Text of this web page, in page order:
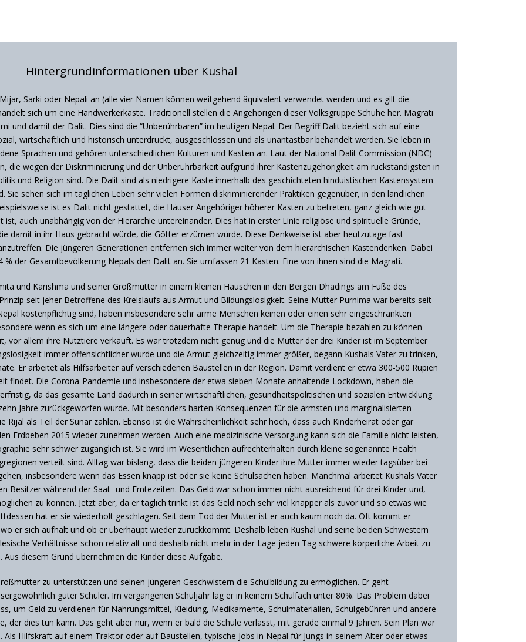
Hintergrundinformationen über Kushal
Sarki oder Nepali an (alle vier Namen können weitgehend äquivalent verwendet werden und es gilt die
sich um eine Handwerkerkaste. Traditionell stellen die Angehörigen dieser Volksgruppe Schuhe her. Magrati
und damit der Dalit. Dies sind die “Unberührbaren” im heutigen Nepal. Der Begriff Dalit bezieht sich auf eine
wirtschaftlich und historisch unterdrückt, ausgeschlossen und als unantastbar behandelt werden. Sie leben in
Sprachen und gehören unterschiedlichen Kulturen und Kasten an. Laut der National Dalit Commission (NDC)
die wegen der Diskriminierung und der Unberührbarkeit aufgrund ihrer Kastenzugehörigkeit am rückständigsten in
und Religion sind. Die Dalit sind als niedrigere Kaste innerhalb des geschichteten hinduistischen Kastensystem
Sie sehen sich im täglichen Leben sehr vielen Formen diskriminierender Praktiken gegenüber, in den ländlichen
ist es Dalit nicht gestattet, die Häuser Angehöriger höherer Kasten zu betreten, ganz gleich wie gut
auch unabhängig von der Hierarchie untereinander. Dies hat in erster Linie religiöse und spirituelle Gründe,
damit in ihr Haus gebracht würde, die Götter erzürnen würde. Diese Denkweise ist aber heutzutage fast
Die jüngeren Generationen entfernen sich immer weiter von dem hierarchischen Kastendenken. Dabei
der Gesamtbevölkerung Nepals den Dalit an. Sie umfassen 21 Kasten. Eine von ihnen sind die Magrati.
und Karishma und seiner Großmutter in einem kleinen Häuschen in den Bergen Dhadings am Fuße des
seit jeher Betroffene des Kreislaufs aus Armut und Bildungslosigkeit. Seine Mutter Purnima war bereits seit
kostenpflichtig sind, haben insbesondere sehr arme Menschen keinen oder einen sehr eingeschränkten
wenn es sich um eine längere oder dauerhafte Therapie handelt. Um die Therapie bezahlen zu können
vor allem ihre Nutztiere verkauft. Es war trotzdem nicht genug und die Mutter der drei Kinder ist im September
immer offensichtlicher wurde und die Armut gleichzeitig immer größer, begann Kushals Vater zu trinken,
Er arbeitet als Hilfsarbeiter auf verschiedenen Baustellen in der Region. Damit verdient er etwa 300-500 Rupien
findet. Die Corona-Pandemie und insbesondere der etwa sieben Monate anhaltende Lockdown, haben die
da das gesamte Land dadurch in seiner wirtschaftlichen, gesundheitspolitischen und sozialen Entwicklung
Jahre zurückgeworfen wurde. Mit besonders harten Konsequenzen für die ärmsten und marginalisierten
Rijal als Teil der Sunar zählen. Ebenso ist die Wahrscheinlichkeit sehr hoch, dass auch Kinderheirat oder gar
Erdbeben 2015 wieder zunehmen werden. Auch eine medizinische Versorgung kann sich die Familie nicht leisten,
sehr schwer zugänglich ist. Sie wird im Wesentlichen aufrechterhalten durch kleine sogenannte Health
verteilt sind. Alltag war bislang, dass die beiden jüngeren Kinder ihre Mutter immer wieder tagsüber bei
insbesondere wenn das Essen knapp ist oder sie keine Schulsachen haben. Manchmal arbeitet Kushals Vater
Besitzer während der Saat- und Erntezeiten. Das Geld war schon immer nicht ausreichend für drei Kinder und,
zu können. Jetzt aber, da er täglich trinkt ist das Geld noch sehr viel knapper als zuvor und so etwas wie
hat er sie wiederholt geschlagen. Seit dem Tod der Mutter ist er auch kaum noch da. Oft kommt er
er sich aufhält und ob er überhaupt wieder zurückkommt. Deshalb leben Kushal und seine beiden Schwestern
Verhältnisse schon relativ alt und deshalb nicht mehr in der Lage jeden Tag schwere körperliche Arbeit zu
diesem Grund übernehmen die Kinder diese Aufgabe.
zu unterstützen und seinen jüngeren Geschwistern die Schulbildung zu ermöglichen. Er geht
guter Schüler. Im vergangenen Schuljahr lag er in keinem Schulfach unter 80%. Das Problem dabei
um Geld zu verdienen für Nahrungsmittel, Kleidung, Medikamente, Schulmaterialien, Schulgebühren und andere
der dies tun kann. Das geht aber nur, wenn er bald die Schule verlässt, mit gerade einmal 9 Jahren. Sein Plan war
Als Hilfskraft auf einem Traktor oder auf Baustellen, typische Jobs in Nepal für Jungs in seinem Alter oder etwas